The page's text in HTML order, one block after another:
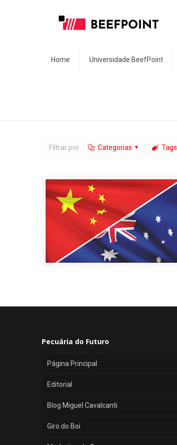
Home Universidade BeefPoint
Filtrar por Categorias Tags
Pecuária do Futuro
Página Principal
Editorial
Blog Miguel Cavalcanti
Giro do Boi